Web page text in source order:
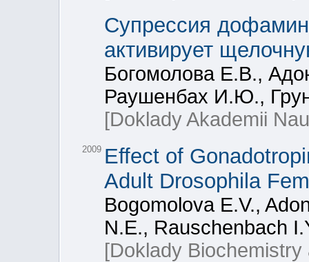
Супрессия
активирует
Богомолова Е.В.,
Раушенбах И.Ю.,
[Doklady Akademii
2009 Effect of
Adult Drosophila
Bogomolova E.V.,
N.E., Rauschenbach
[Doklady